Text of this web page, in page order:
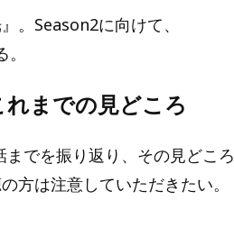
。Season2に向けて、
れまでの見どころ
までを振り返り、その見どころ
方は注意していただきたい。